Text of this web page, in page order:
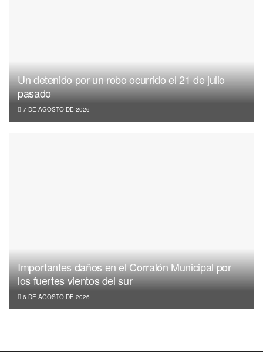
Un detenido por un robo ocurrido el 21 de julio
pasado
7 DE AGOSTO DE 2026
Importantes daños en el Corralón Municipal por
los fuertes vientos del sur
6 DE AGOSTO DE 2026